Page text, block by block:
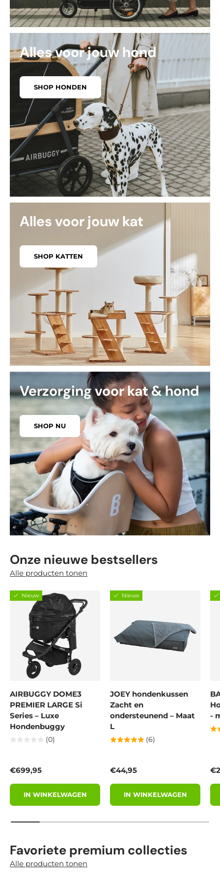
Alles voor jouw hond
SHOP HONDEN
Alles voor jouw kat
SHOP KATTEN
Verzorging voor kat & hond
SHOP NU
Onze nieuwe bestsellers
Alle producten tonen
Nieuw
AIRBUGGY DOME3
PREMIER LARGE Si
Series – Luxe
Hondenbuggy
(0)
Reguliere prijs
€699,95
IN WINKELWAGEN
Nieuw
JOEY hondenkussen
Zacht en
ondersteunend – Maat
L
(6)
Reguliere prijs
€44,95
IN WINKELWAGEN
-
Favoriete premium collecties
Alle producten tonen